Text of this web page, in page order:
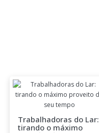
Trabalhadoras do Lar:
tirando o máximo